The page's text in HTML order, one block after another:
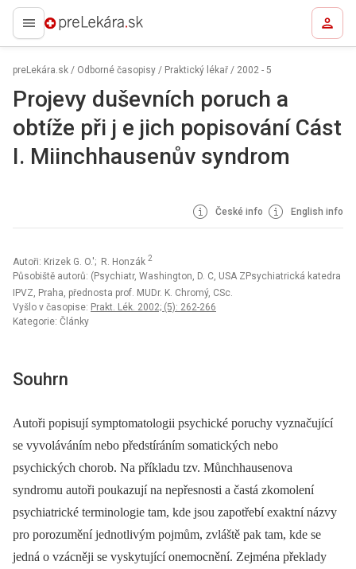
preLekára.sk
preLekára.sk / Odborné časopisy / Praktický lékař / 2002 - 5
Projevy duševních poruch a
obtíže při j e jich popisování Cást
I. Miinchhausenův syndrom
České info English info
Autoři: Krizek G. O.'; R. Honzák 2
Působiště autorů: (Psychiatr, Washington, D. C, USA ZPsychiatrická katedra
IPVZ, Praha, přednosta prof. MUDr. K. Chromý, CSc.
Vyšlo v časopise: Prakt. Lék. 2002; (5): 262-266
Kategorie: Články
Souhrn
Autoři popisují symptomatologii psychické poruchy vyznačující
se vyvoláváním nebo předstíráním somatických nebo
psychických chorob. Na příkladu tzv. Můnchhausenova
syndromu autoři poukazují na nepřesnosti a častá zkomolení
psychiatrické terminologie tam, kde jsou zapotřebí exaktní názvy
pro porozumění jednotlivým pojmům, zvláště pak tam, kde se
jedná o vzácněji se vyskytující onemocnění. Zejména překlady